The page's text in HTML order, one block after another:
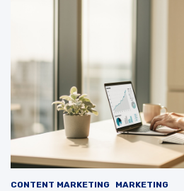
CONTENT MARKETING MARKETING